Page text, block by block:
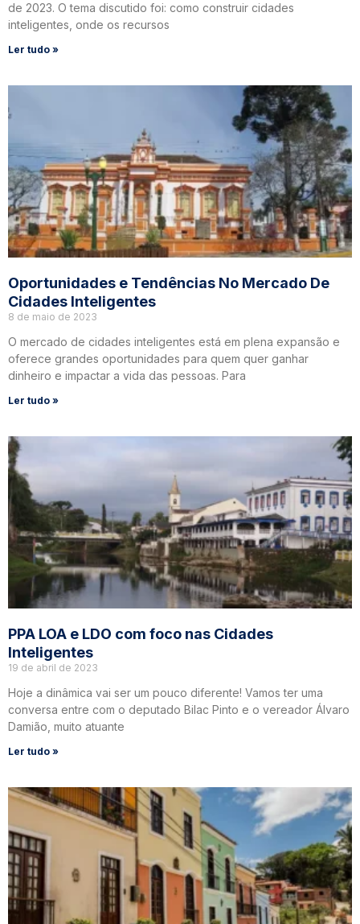
de 2023. O tema discutido foi: como construir cidades
inteligentes, onde os recursos
Ler tudo »
Oportunidades e Tendências No Mercado De
Cidades Inteligentes
8 de maio de 2023
O mercado de cidades inteligentes está em plena expansão e
oferece grandes oportunidades para quem quer ganhar
dinheiro e impactar a vida das pessoas. Para
Ler tudo »
PPA LOA e LDO com foco nas Cidades
Inteligentes
19 de abril de 2023
Hoje a dinâmica vai ser um pouco diferente! Vamos ter uma
conversa entre com o deputado Bilac Pinto e o vereador Álvaro
Damião, muito atuante
Ler tudo »